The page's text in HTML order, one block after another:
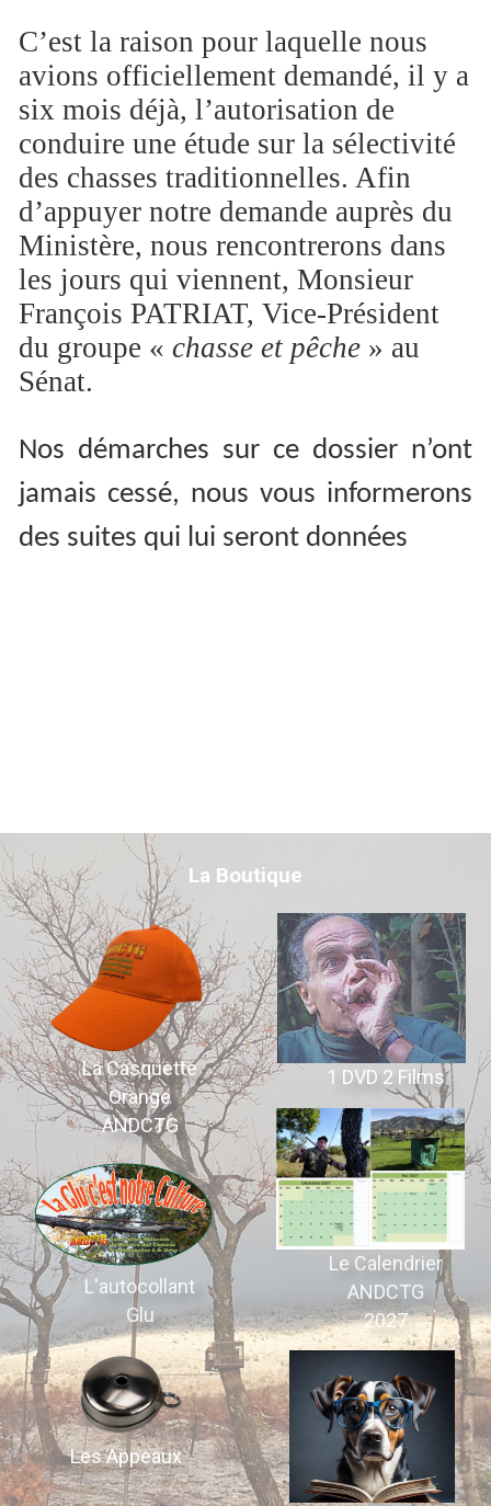
C’est la raison pour laquelle nous
avions officiellement demandé, il y a
six mois déjà, l’autorisation de
conduire une étude sur la sélectivité
des chasses traditionnelles. Afin
d’appuyer notre demande auprès du
Ministère, nous rencontrerons dans
les jours qui viennent, Monsieur
François PATRIAT, Vice-Président
du groupe « chasse et pêche» au
Sénat.
Nos démarches sur ce dossier n’ont
jamais cessé, nous vous informerons
des suites qui lui seront données
La Boutique
La Casquette
Orange
ANDCTG
L'autocollant
Glu
Les Appeaux
1 DVD 2 Films
Le Calendrier
ANDCTG
2027